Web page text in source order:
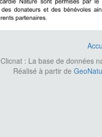
Clicnat : La base de données
Réalisé à partir de